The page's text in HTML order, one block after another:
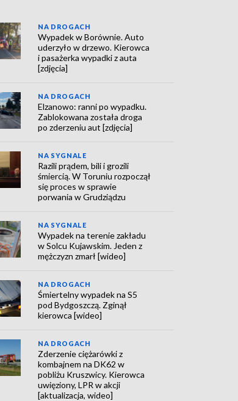
NA DROGACH
Wypadek w Borównie. Auto
uderzyło w drzewo. Kierowca
i pasażerka wypadki z auta
[zdjęcia]
NA DROGACH
Elzanowo: ranni po wypadku.
Zablokowana została droga
po zderzeniu aut [zdjęcia]
NA SYGNALE
Razili prądem, bili i grozili
śmiercią. W Toruniu rozpoczął
się proces w sprawie
porwania w Grudziądzu
NA SYGNALE
Wypadek na terenie zakładu
w Solcu Kujawskim. Jeden z
mężczyzn zmarł [wideo]
NA DROGACH
Śmiertelny wypadek na S5
pod Bydgoszczą. Zginął
kierowca [wideo]
NA DROGACH
Zderzenie ciężarówki z
kombajnem na DK62 w
pobliżu Kruszwicy. Kierowca
uwięziony, LPR w akcji
[aktualizacja, wideo]